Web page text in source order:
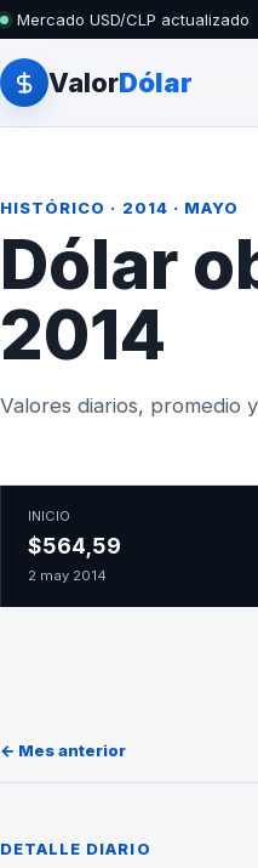
Mercado USD/CLP actualizado
ValorDólar
HISTÓRICO · 2014 · MAYO
Dólar
2014
Valores diarios, promedio
INICIO
$564,59
2 may 2014
← Mes anterior
DETALLE DIARIO